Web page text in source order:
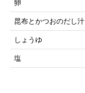
卵
昆布とかつおのだし汁
しょうゆ
塩